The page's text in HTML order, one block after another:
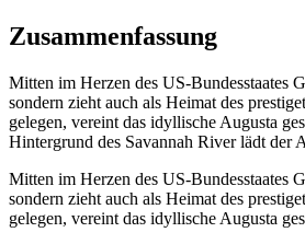
Zusammenfassung
Mitten im Herzen des US-Bundesstaates
sondern zieht auch als Heimat des
gelegen, vereint das idyllische Augusta
Hintergrund des Savannah River lädt der
Mitten im Herzen des US-Bundesstaates
sondern zieht auch als Heimat des
gelegen, vereint das idyllische Augusta